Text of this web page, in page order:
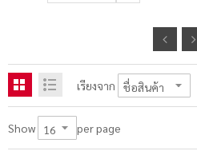
เรียงจาก
Show per page